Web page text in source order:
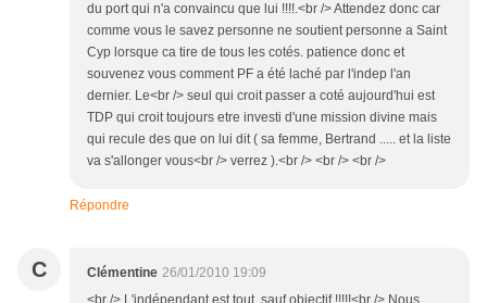
du port qui n'a convaincu que lui !!!!.<br /> Attendez donc car
comme vous le savez personne ne soutient personne a Saint
Cyp lorsque ca tire de tous les cotés. patience donc et
souvenez vous comment PF a été laché par l'indep l'an
dernier. Le<br /> seul qui croit passer a coté aujourd'hui est
TDP qui croit toujours etre investi d'une mission divine mais
qui recule des que on lui dit ( sa femme, Bertrand ..... et la liste
va s'allonger vous<br /> verrez ).<br /> <br /> <br />
Répondre
C Clémentine 26/01/2010 19:09
<br /> L'indépendant est tout, sauf objectif !!!!!<br /> Nous